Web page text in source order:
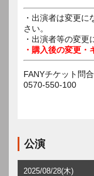
・出演者は変更
さい。
・出演者等の変更
・購入後の変更・
FANYチケット問
0570-550-100
公演
2025/08/28(木)